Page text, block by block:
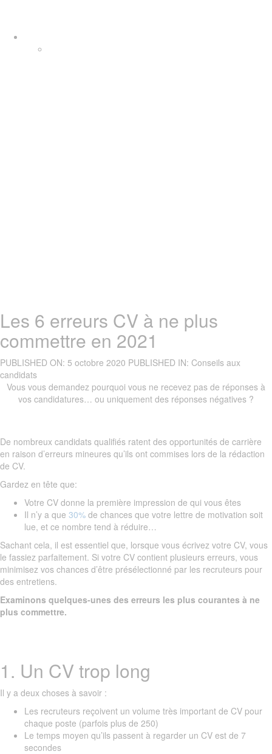
navigation
Les 6 erreurs CV à ne plus
commettre en 2021
PUBLISHED ON: 5 octobre 2020 PUBLISHED IN: Conseils aux
candidats
Vous vous demandez pourquoi vous ne recevez pas de réponses à
vos candidatures… ou uniquement des réponses négatives ?
De nombreux candidats qualifiés ratent des opportunités de carrière
en raison d’erreurs mineures qu’ils ont commises lors de la rédaction
de CV.
Gardez en tête que:
Votre CV donne la première impression de qui vous êtes
Il n’y a que 30% de chances que votre lettre de motivation soit
lue, et ce nombre tend à réduire…
Sachant cela, il est essentiel que, lorsque vous écrivez votre CV, vous
le fassiez parfaitement. Si votre CV contient plusieurs erreurs, vous
minimisez vos chances d’être présélectionné par les recruteurs pour
des entretiens.
Examinons quelques-unes des erreurs les plus courantes à ne
plus commettre.
1. Un CV trop long
Il y a deux choses à savoir :
Les recruteurs reçoivent un volume très important de CV pour
chaque poste (parfois plus de 250)
Le temps moyen qu’ils passent à regarder un CV est de 7
secondes